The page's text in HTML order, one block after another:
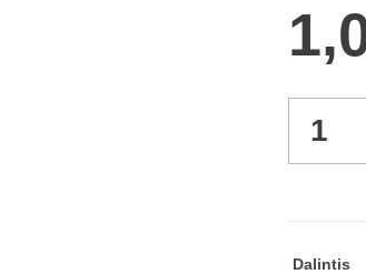
žymeklis
Maxx
4
Dalintis